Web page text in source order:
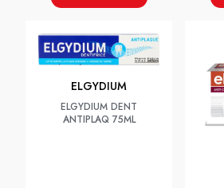
ELGYDIUM
ELGYDIUM DENT
ANTIPLAQ 75ML